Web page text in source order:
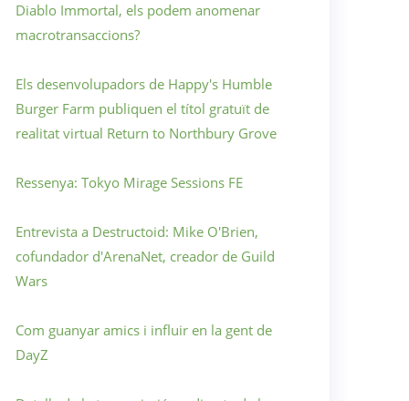
Diablo Immortal, els podem anomenar
macrotransaccions?
Els desenvolupadors de Happy's Humble
Burger Farm publiquen el títol gratuït de
realitat virtual Return to Northbury Grove
Ressenya: Tokyo Mirage Sessions FE
Entrevista a Destructoid: Mike O'Brien,
cofundador d'ArenaNet, creador de Guild
Wars
Com guanyar amics i influir en la gent de
DayZ